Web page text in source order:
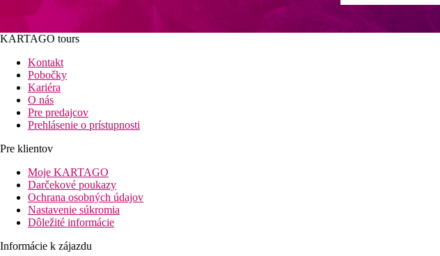
KARTAGO tours
Kontakt
Pobočky
Kariéra
O nás
Pre predajcov
Prehlásenie o prístupnosti
Pre klientov
Moje KARTAGO
Darčekové poukazy
Ochrana osobných údajov
Nastavenie súkromia
Dôležité informácie
Informácie k zájazdu